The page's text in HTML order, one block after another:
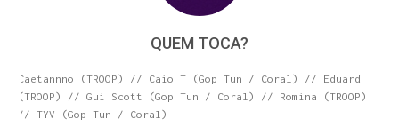
QUEM TOCA?
Caetannno (TROOP) // Caio T (Gop Tun / Coral) // Eduard
(TROOP) // Gui Scott (Gop Tun / Coral) // Romina (TROOP)
// TYV (Gop Tun / Coral)
Cognição Eletrônica © Copyright 2020. Todos os
direitos reservados.